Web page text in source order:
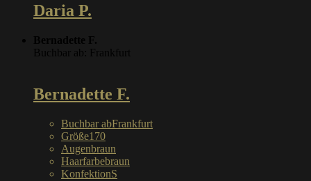
Daria P.
Bernadette F.
Buchbar ab: Frankfurt
Bernadette F.
Buchbar abFrankfurt
Größe170
Augenbraun
Haarfarbebraun
KonfektionS